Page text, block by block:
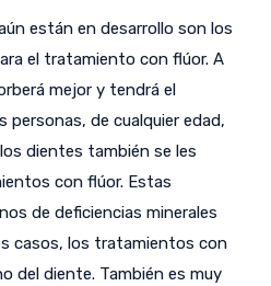
están en desarrollo son los
el tratamiento con flúor. A
mejor y tendrá el
personas, de cualquier edad,
dientes también se les
con flúor. Estas
de deficiencias minerales
casos, los tratamientos con
del diente. También es muy